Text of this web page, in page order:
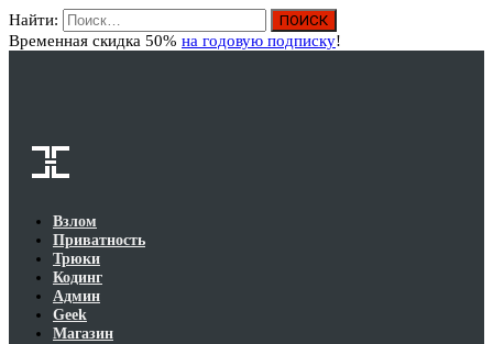
Найти:
Временная скидка 50% на годовую подписку!
Взлом
Приватность
Трюки
Кодинг
Админ
Geek
Магазин